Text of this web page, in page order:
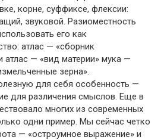
корне, суффиксе, флексии:
звуковой. Разиоместность
его как
атлас — «сборник
атлас — «вид материи» мука —
зерна».
для себя особенность —
для различения смыслов. Еще в
многих из современных
одни пример. Мы сейчас четко
— «остроумное выражение» и